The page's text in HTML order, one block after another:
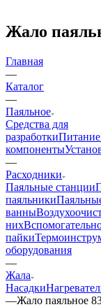
Жало
Главная
—
Каталог
—
Паяльное
Средства для
разработкиПитание
компоненты
—
Расходники
Паяльные станции
паяльники
ванны
них
пайки
оборудования
—
Жала
Насадки
—Жало паяльное